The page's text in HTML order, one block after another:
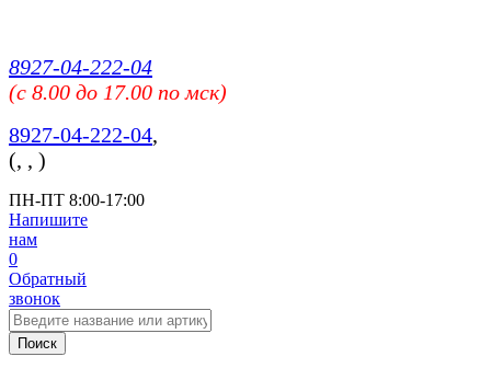
8927-04-222-04
(c 8.00 до 17.00 по мск)
8927-04-222-04,
(, , )
ПН-ПТ 8:00-17:00
Напишите
нам
0
Обратный
звонок
Поиск